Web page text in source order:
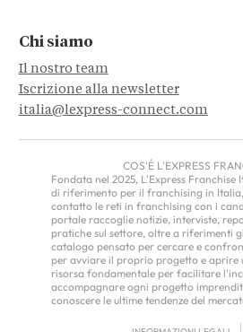
Chi siamo
Il nostro team
Iscrizione alla newsletter
italia@lexpress-connect.com
COS'È L'EXPRESS
Fondata nel 2025, L'Express
di riferimento per il franchising in
contatto le reti in franchising con i
portale raccoglie notizie, interviste,
pratiche sul settore, oltre a riferimenti
catalogo pensato per cercare e
per avviare il proprio progetto e aprire
risorsa fondamentale per facilitare
accompagnare ogni progetto
conoscere le ultime tendenze del